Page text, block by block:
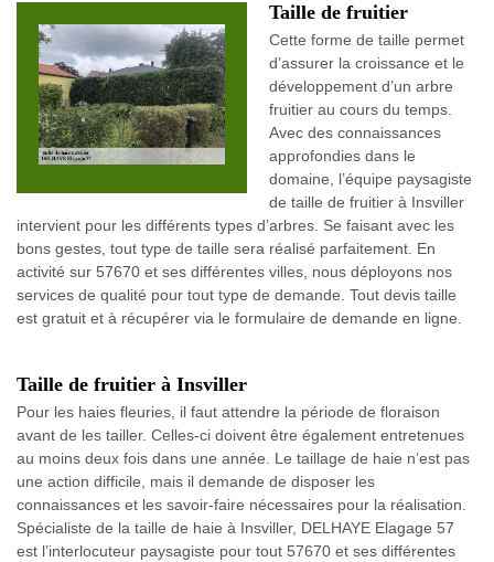
Taille de fruitier
Cette forme de taille permet
d’assurer la croissance et le
développement d’un arbre
fruitier au cours du temps.
Avec des connaissances
approfondies dans le
domaine, l’équipe paysagiste
de taille de fruitier à Insviller
intervient pour les différents types d’arbres. Se faisant avec les
bons gestes, tout type de taille sera réalisé parfaitement. En
activité sur 57670 et ses différentes villes, nous déployons nos
services de qualité pour tout type de demande. Tout devis taille
est gratuit et à récupérer via le formulaire de demande en ligne.
Taille de fruitier à Insviller
Pour les haies fleuries, il faut attendre la période de floraison
avant de les tailler. Celles-ci doivent être également entretenues
au moins deux fois dans une année. Le taillage de haie n’est pas
une action difficile, mais il demande de disposer les
connaissances et les savoir-faire nécessaires pour la réalisation.
Spécialiste de la taille de haie à Insviller, DELHAYE Elagage 57
est l’interlocuteur paysagiste pour tout 57670 et ses différentes